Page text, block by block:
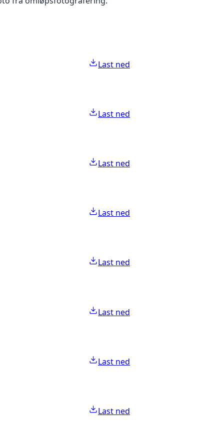
Last ned
Last ned
Last ned
Last ned
Last ned
Last ned
Last ned
Last ned